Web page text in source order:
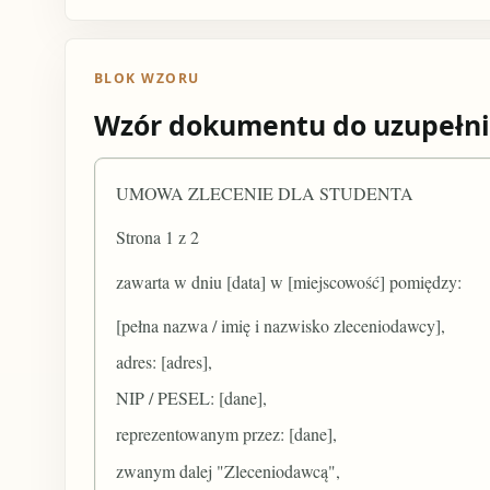
BLOK WZORU
Wzór dokumentu do
UMOWA ZLECENIE DLA STUDENTA
Strona 1 z 2
zawarta w dniu [data] w [miejscowość] pomiędzy:
[pełna nazwa / imię i nazwisko zleceniodawcy],
adres: [adres],
NIP / PESEL: [dane],
reprezentowanym przez: [dane],
zwanym dalej "Zleceniodawcą",